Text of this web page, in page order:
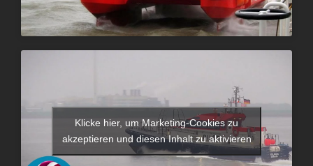
Klicke hier, um Marketing-Cookies zu
akzeptieren und diesen Inhalt zu aktivieren